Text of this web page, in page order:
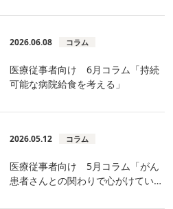
2026.06.08 コラム
医療従事者向け 6月コラム「持続
可能な病院給食を考える」
2026.05.12 コラム
医療従事者向け 5月コラム「がん
患者さんとの関わりで心がけている